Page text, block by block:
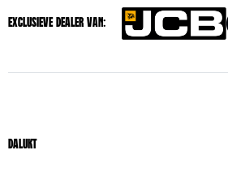
Exclusieve dealer van:
Dalukt